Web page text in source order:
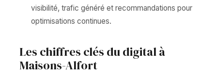
visibilité, trafic généré et recommandations pour
optimisations continues.
Les chiffres clés du digital à
Maisons-Alfort